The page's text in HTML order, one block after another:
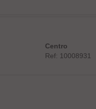
Centro
Ref: 10008931